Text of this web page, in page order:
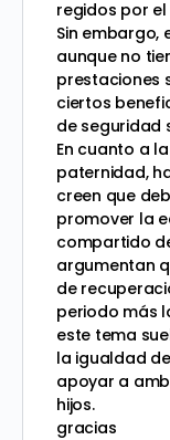
regidos por
Sin embargo,
aunque no
prestaciones
ciertos
de seguridad
En cuanto a
paternidad,
creen que
promover la
compartido
argumentan
de
periodo más
este tema
la igualdad
apoyar a
hijos.
gracias